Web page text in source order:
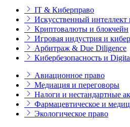
IT & Киберправо
Искусственный интеллект
Криптовалюты и блокчейн
Игровая индустрия и
Арбитраж & Due Diligence
Кибербезопасность и
Авиационное право
Медиация и переговоры
Налоги и нестандартные
Фармацевтическое и
Экологическое право